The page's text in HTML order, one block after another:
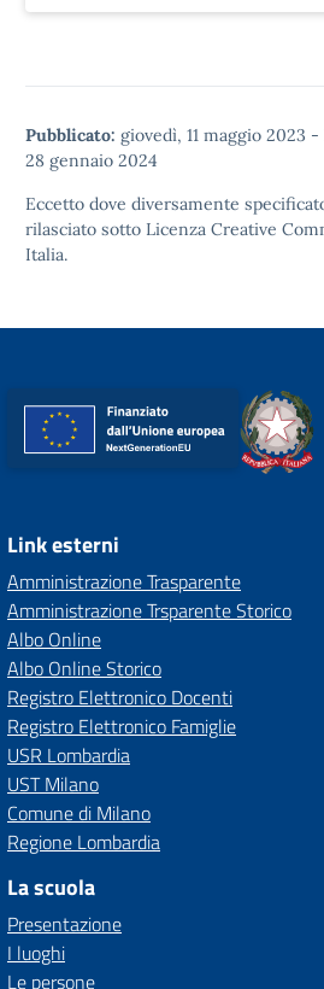
Pubblicato: giovedì, 11 maggio 2023 -
28 gennaio 2024
Eccetto dove diversamente
rilasciato sotto Licenza Creative
Italia.
Link esterni
Amministrazione Trasparente
Amministrazione Trsparente Storico
Albo Online
Albo Online Storico
Registro Elettronico Docenti
Registro Elettronico Famiglie
USR Lombardia
UST Milano
Comune di Milano
Regione Lombardia
La scuola
Presentazione
I luoghi
Le persone